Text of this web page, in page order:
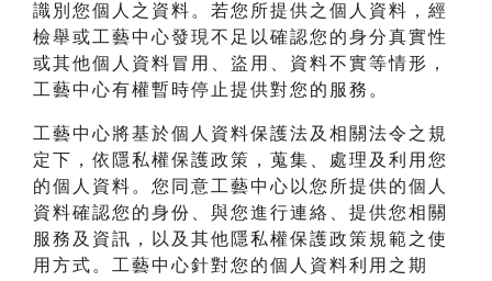
識別您個人之資料。若您所提供之個人資料，經
檢舉或工藝中心發現不足以確認您的身分真實性
或其他個人資料冒用、盜用、資料不實等情形，
工藝中心有權暫時停止提供對您的服務。
工藝中心將基於個人資料保護法及相關法令之規
定下，依隱私權保護政策，蒐集、處理及利用您
的個人資料。您同意工藝中心以您所提供的個人
資料確認您的身份、與您進行連絡、提供您相關
服務及資訊，以及其他隱私權保護政策規範之使
用方式。工藝中心針對您的個人資料利用之期